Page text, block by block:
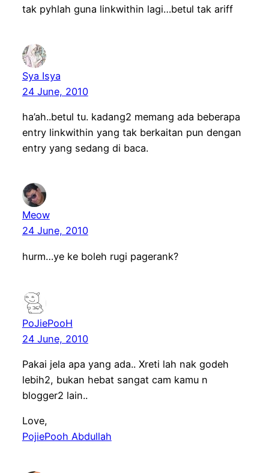
tak pyhlah guna linkwithin lagi…betul tak ariff
Sya Isya
24 June, 2010
ha’ah..betul tu. kadang2 memang ada beberapa
entry linkwithin yang tak berkaitan pun dengan
entry yang sedang di baca.
Meow
24 June, 2010
hurm…ye ke boleh rugi pagerank?
PoJiePooH
24 June, 2010
Pakai jela apa yang ada.. Xreti lah nak godeh
lebih2, bukan hebat sangat cam kamu n
blogger2 lain..
Love,
PojiePooh Abdullah